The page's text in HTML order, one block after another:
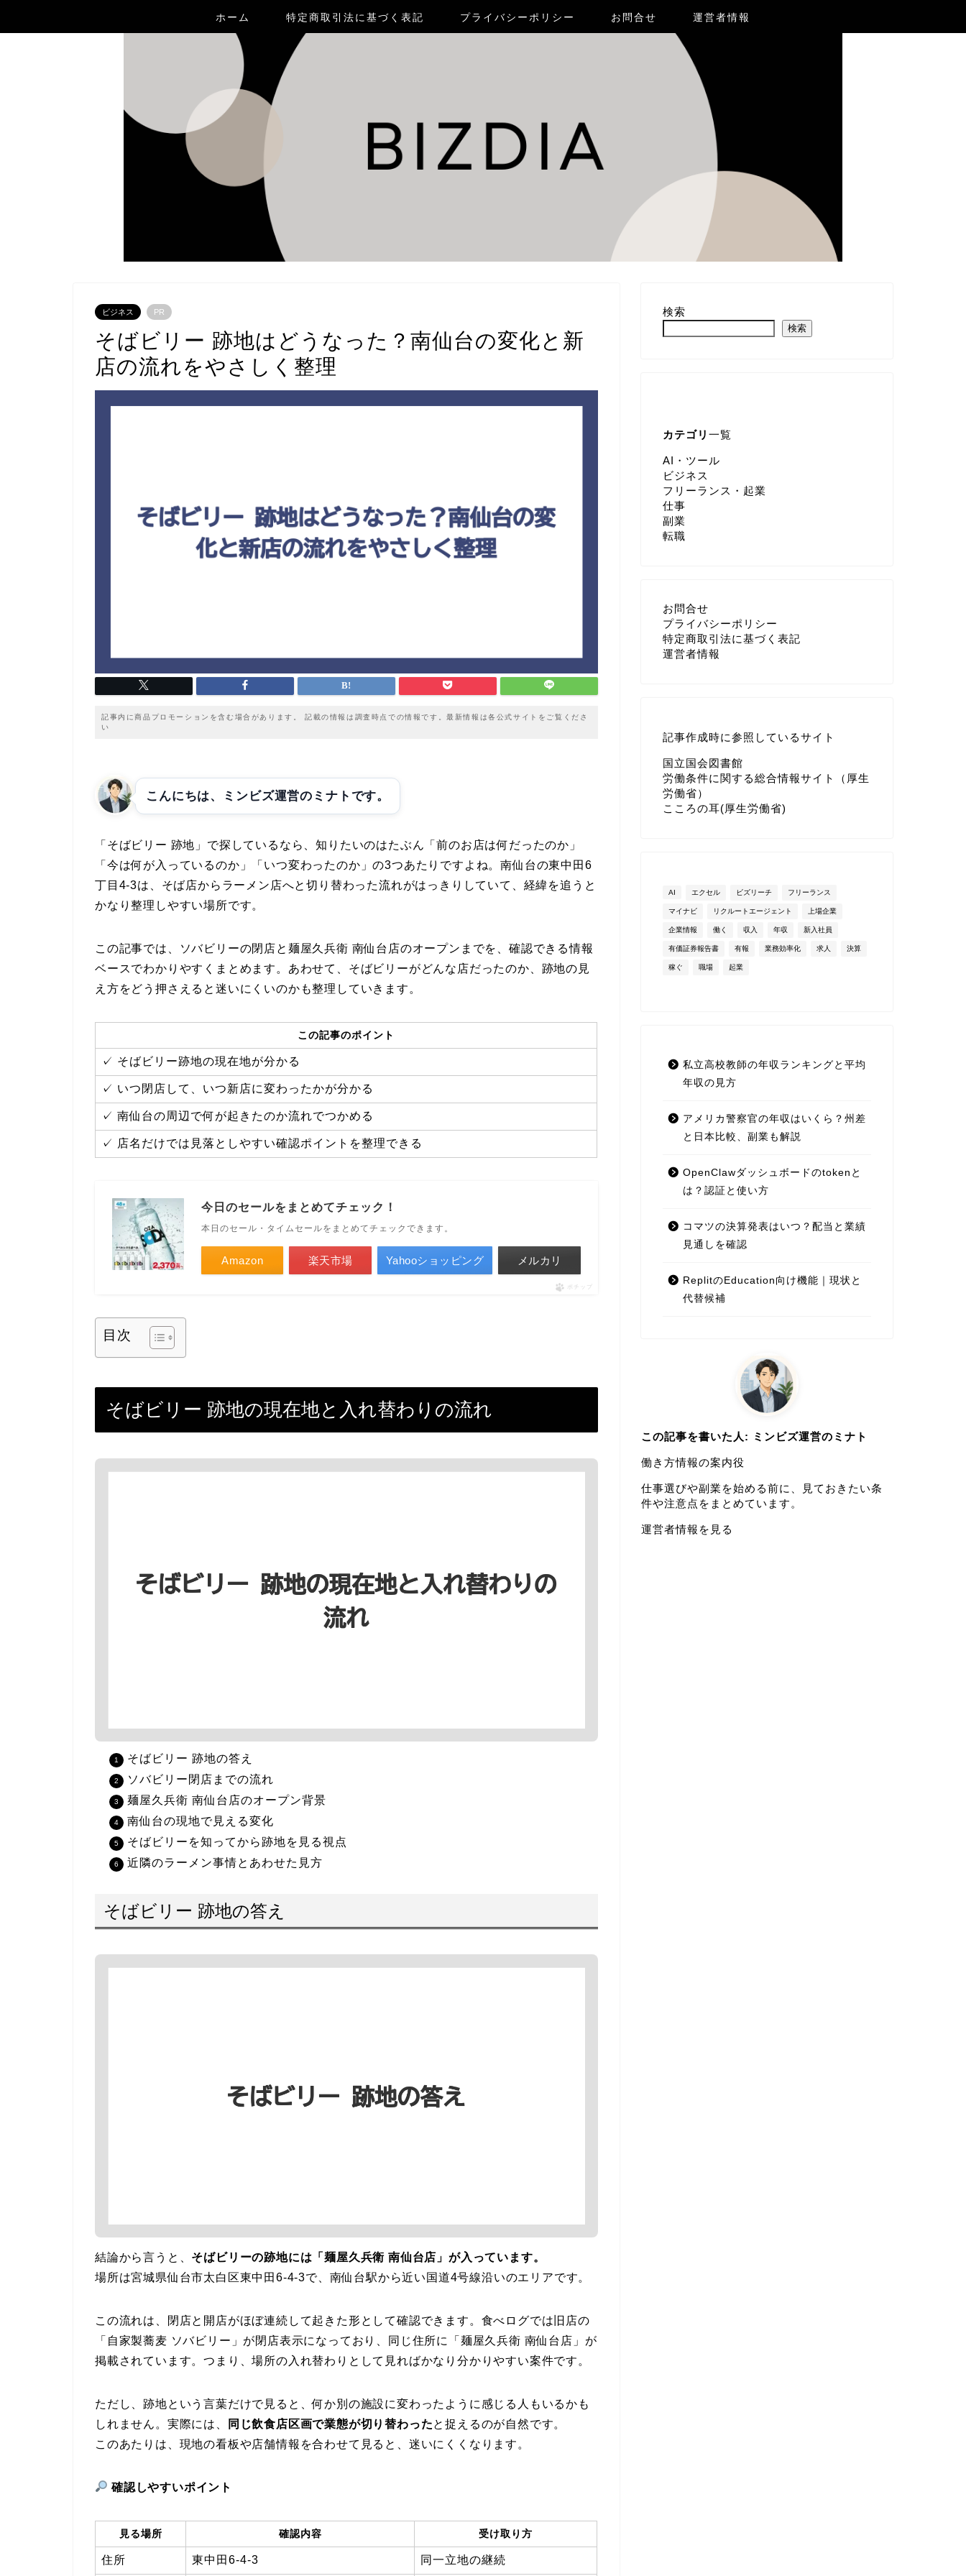
ホーム 特定商取引法に基づく表記 プライバシーポリシー お問合せ 運営者情報
ビジネス PR
そばビリー 跡地はどうなった？南仙台の変化と新
店の流れをやさしく整理
記事内に商品プロモーションを含む場合があります。 記載の情報は調査時点での情報です。最新情報は各公式サイトをご覧くださ
い
こんにちは、ミンビズ運営のミナトです。
「そばビリー 跡地」で探しているなら、知りたいのはたぶん「前のお店は何だったのか」
「今は何が入っているのか」「いつ変わったのか」の3つあたりですよね。南仙台の東中田6
丁目4-3は、そば店からラーメン店へと切り替わった流れがはっきりしていて、経緯を追うと
かなり整理しやすい場所です。
この記事では、ソバビリーの閉店と麺屋久兵衛 南仙台店のオープンまでを、確認できる情報
ベースでわかりやすくまとめます。あわせて、そばビリーがどんな店だったのか、跡地の見
え方をどう押さえると迷いにくいのかも整理していきます。
この記事のポイント
✓ そばビリー跡地の現在地が分かる
✓ いつ閉店して、いつ新店に変わったかが分かる
✓ 南仙台の周辺で何が起きたのか流れでつかめる
✓ 店名だけでは見落としやすい確認ポイントを整理できる
今日のセールをまとめてチェック！
本日のセール・タイムセールをまとめてチェックできます。
Amazon 楽天市場 Yahooショッピング メルカリ
ポチップ
目次
そばビリー 跡地の現在地と入れ替わりの流れ
そばビリー 跡地の答え
ソバビリー閉店までの流れ
麺屋久兵衛 南仙台店のオープン背景
南仙台の現地で見える変化
そばビリーを知ってから跡地を見る視点
近隣のラーメン事情とあわせた見方
そばビリー 跡地の答え
結論から言うと、 そばビリーの跡地には「麺屋久兵衛 南仙台店」が入っています。
場所は宮城県仙台市太白区東中田6-4-3で、南仙台駅から近い国道4号線沿いのエリアです。
この流れは、閉店と開店がほぼ連続して起きた形として確認できます。食べログでは旧店の
「自家製蕎麦 ソバビリー」が閉店表示になっており、同じ住所に「麺屋久兵衛 南仙台店」が
掲載されています。つまり、場所の入れ替わりとして見ればかなり分かりやすい案件です。
ただし、跡地という言葉だけで見ると、何か別の施設に変わったように感じる人もいるかも
しれません。実際には、
同じ飲食店区画で業態が切り替わったと捉えるのが自然です。
このあたりは、現地の看板や店舗情報を合わせて見ると、迷いにくくなります。
確認しやすいポイント
見る場所 確認内容 受け取り方
住所 東中田6-4-3 同一立地の継続
検索
検索
カテゴリ 一覧
AI・ツール
ビジネス
フリーランス・起業
仕事
副業
転職
お問合せ
プライバシーポリシー
特定商取引法に基づく表記
運営者情報
記事作成時に参照しているサイト
国立国会図書館
労働条件に関する総合情報サイト（厚生
労働省）
こころの耳(厚生労働省)
AI エクセル ビズリーチ フリーランス
マイナビ リクルートエージェント 上場企業
企業情報 働く 収入 年収 新入社員
有価証券報告書 有報 業務効率化 求人 決算
稼ぐ 職場 起業
私立高校教師の年収ランキングと平均
年収の見方
アメリカ警察官の年収はいくら？州差
と日本比較、副業も解説
OpenClawダッシュボードのtokenと
は？認証と使い方
コマツの決算発表はいつ？配当と業績
見通しを確認
ReplitのEducation向け機能｜現状と
代替候補
この記事を書いた人: ミンビズ運営のミナト
働き方情報の案内役
仕事選びや副業を始める前に、見ておきたい条
件や注意点をまとめています。
運営者情報を見る